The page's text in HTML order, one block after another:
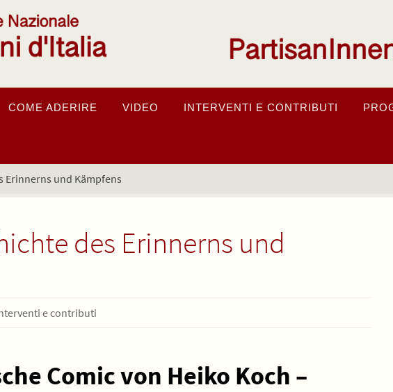
COME ADERIRE VIDEO INTERVENTI E CONTRIBUTI
Erinnerns und Kämpfens
des Erinnerns und
e contributi
Comic von Heiko Koch –